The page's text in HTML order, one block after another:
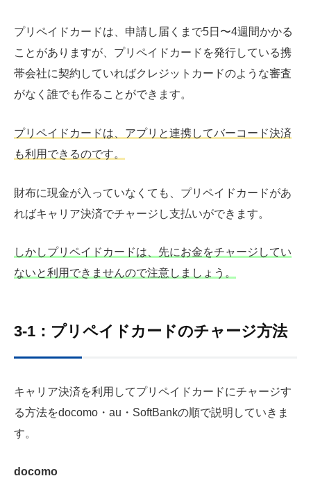
プリペイドカードは、申請し届くまで5日〜4週間かかる
ことがありますが、プリペイドカードを発行している携
帯会社に契約していればクレジットカードのような審査
がなく誰でも作ることができます。
プリペイドカードは、アプリと連携してバーコード決済
も利用できるのです。
財布に現金が入っていなくても、プリペイドカードがあ
ればキャリア決済でチャージし支払いができます。
しかしプリペイドカードは、先にお金をチャージしてい
ないと利用できませんので注意しましょう。
3-1：プリペイドカードのチャージ方法
キャリア決済を利用してプリペイドカードにチャージす
る方法をdocomo・au・SoftBankの順で説明していきま
す。
docomo